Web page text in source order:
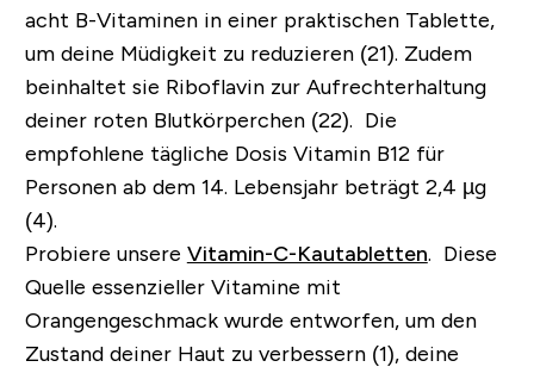
acht B-Vitaminen in einer praktischen Tablette,
um deine Müdigkeit zu reduzieren (21). Zudem
beinhaltet sie Riboflavin zur Aufrechterhaltung
deiner roten Blutkörperchen (22). Die
empfohlene tägliche Dosis Vitamin B12 für
Personen ab dem 14. Lebensjahr beträgt 2,4 µg
(4).
Probiere unsere Vitamin-C-Kautabletten. Diese
Quelle essenzieller Vitamine mit
Orangengeschmack wurde entworfen, um den
Zustand deiner Haut zu verbessern (1), deine